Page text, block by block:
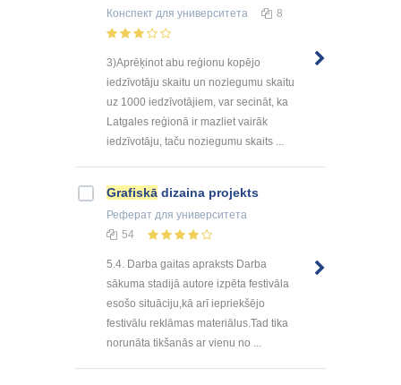
Конспект для университета 8
3)Aprēķinot abu reģionu kopējo
iedzīvotāju skaitu un noziegumu skaitu
uz 1000 iedzīvotājiem, var secināt, ka
Latgales reģionā ir mazliet vairāk
iedzīvotāju, taču noziegumu skaits ...
Grafiskā dizaina projekts
Реферат для университета
54
5.4. Darba gaitas apraksts Darba
sākuma stadijā autore izpēta festivāla
esošo situāciju,kā arī iepriekšējo
festivālu reklāmas materiālus.Tad tika
norunāta tikšanās ar vienu no ...